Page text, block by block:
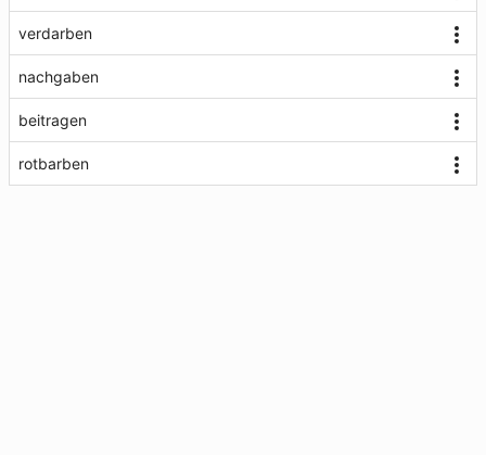
verdarben
nachgaben
beitragen
rotbarben